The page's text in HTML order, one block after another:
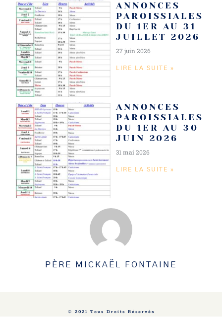
PÈRE MICKAËL FONTAINE
ANNONCES
PAROISSIALES
DU 1ER AU 31
JUILLET 2026
27 juin 2026
LIRE LA SUITE »
ANNONCES
PAROISSIALES
DU 1ER AU 30
JUIN 2026
31 mai 2026
LIRE LA SUITE »
© 2021 Tous Droits Réservés